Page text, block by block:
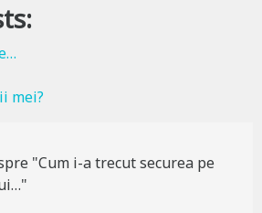
mei?
"Cum i-a trecut securea pe